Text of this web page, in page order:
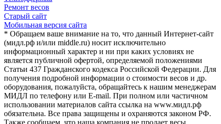
Ремонт весов
Старый сайт
Мобильная версия сайта
* Обращаем ваше внимание на то, что данный Интернет-сайт
(мидл.рф и/или middle.ru) носит исключительно
информационный характер и ни при каких условиях не
является публичной офертой, определяемой положениями
Статьи 437 Гражданского кодекса Российской Федерации. Для
получения подробной информации о стоимости весов и др.
оборудования, пожалуйста, обращайтесь к нашим менеджерам
МИДЛ по телефону или E-mail. При полном или частичном
использовании материалов сайта ссылка на www.мидл.рф
обязательна. Все права защищены и охраняются законом РФ.
Также сообщаем, что наша компания не продает весы,